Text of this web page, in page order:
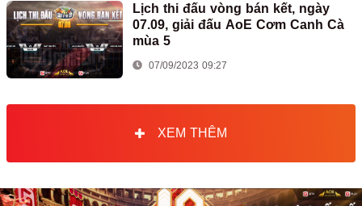
Lịch thi đấu vòng bán kết, ngày
07.09, giải đấu AoE Cơm Canh Cà
mùa 5
07/09/2023 09:27
XEM THÊM